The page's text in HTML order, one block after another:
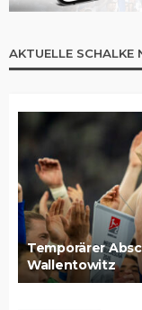
AKTUELLE SCHALKE
Temporärer
Wallentowitz